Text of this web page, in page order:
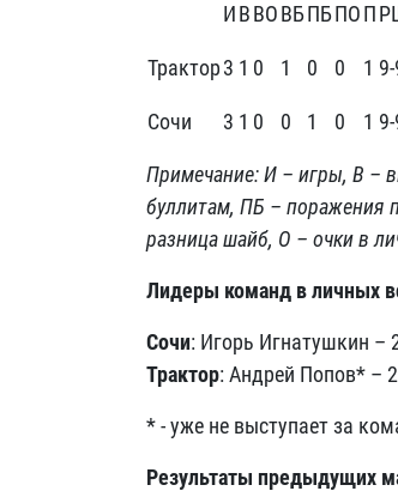
ИВВОВБПБПОП
Трактор3 1 0 1 0 0 1
Сочи 3 1 0 0 1 0 1
Примечание: И – игры, В –
буллитам, ПБ – поражения
разница шайб, О – очки в
Лидеры команд в личных
Сочи: Игорь Игнатушкин –
Трактор: Андрей Попов* –
* - уже не выступает за
Результаты предыдущих